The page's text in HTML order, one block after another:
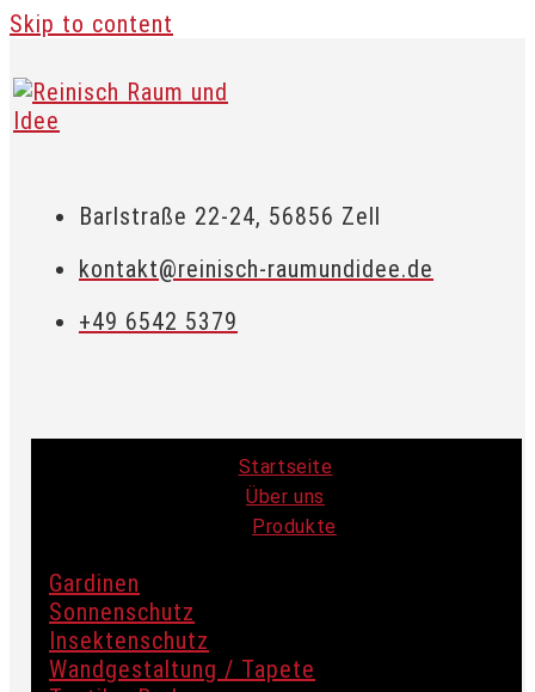
Skip to content
Barlstraße 22-24, 56856 Zell
kontakt@reinisch-raumundidee.de
+49 6542 5379
Startseite
Über uns
Produkte
Gardinen
Sonnenschutz
Insektenschutz
Wandgestaltung / Tapete